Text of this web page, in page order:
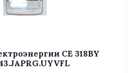
СЕ 318BY